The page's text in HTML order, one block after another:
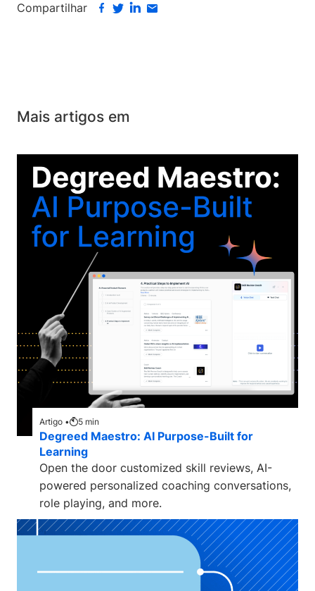
Compartilhar
Mais artigos em
Artigo • 5 min
Degreed Maestro: AI Purpose-Built for
Learning
Open the door customized skill reviews, AI-
powered personalized coaching conversations,
role playing, and more.